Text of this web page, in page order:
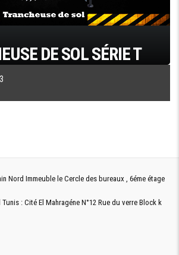
DE SOL SÉRIE T
Nord Immeuble le Cercle des bureaux , 6éme étage
: Cité El Mahragéne N°12 Rue du verre Block k